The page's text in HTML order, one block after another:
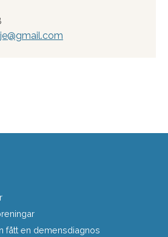
fått en demensdiagnos